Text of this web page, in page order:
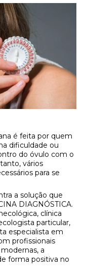
é feita por quem
dificuldade ou
do óvulo com o
vários
para se
a solução que
DIAGNÓSTICA.
clínica
particular,
especialista em
profissionais
a
forma positiva no